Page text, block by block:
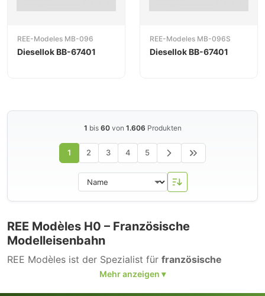
REE-Modeles MB-096
Diesellok BB-67401
REE-Modeles MB-096S
Diesellok BB-67401
1 bis 60von 1.606 Produkten
1 2 3 4 5
REE Modèles H0 – Französische
Modelleisenbahn
REE Modèles ist der Spezialist für französische
Eisenbahnmodelle im Maßstab 1:87